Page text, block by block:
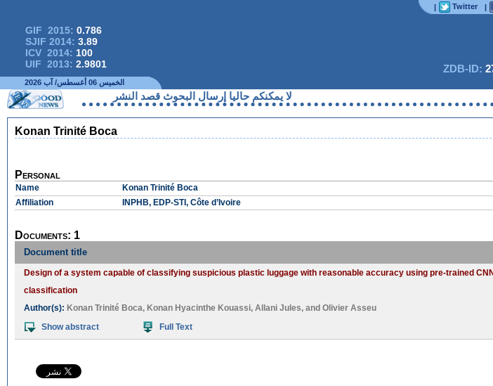
| Twitter |
GIF 2015: 0.786
SJIF 2014: 3.89
ICV 2014: 100
UIF 2013: 2.9801 ZDB-ID:
الخميس 06 أغسطس/ آب 2026
لا يمكنكم حاليا إرسال البحوث قصد النشر
Konan Trinité Boca
Personal
Name
Konan Trinité Boca
Affiliation
INPHB, EDP-STI, Côte d’Ivoire
Documents: 1
Document title
Design of a system capable of classifying suspicious plastic luggage with reasonable accuracy using pre-trained
classification
Author(s): Konan Trinité Boca, Konan Hyacinthe Kouassi, Allani Jules, and Olivier Asseu
Show abstract
Full Text